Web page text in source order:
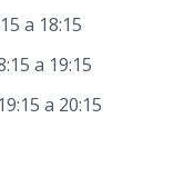
a 18:15
a 19:15
a 20:15